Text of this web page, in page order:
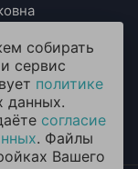
собирать
сервис
политике
данных.
согласие
. Файлы
Вашего